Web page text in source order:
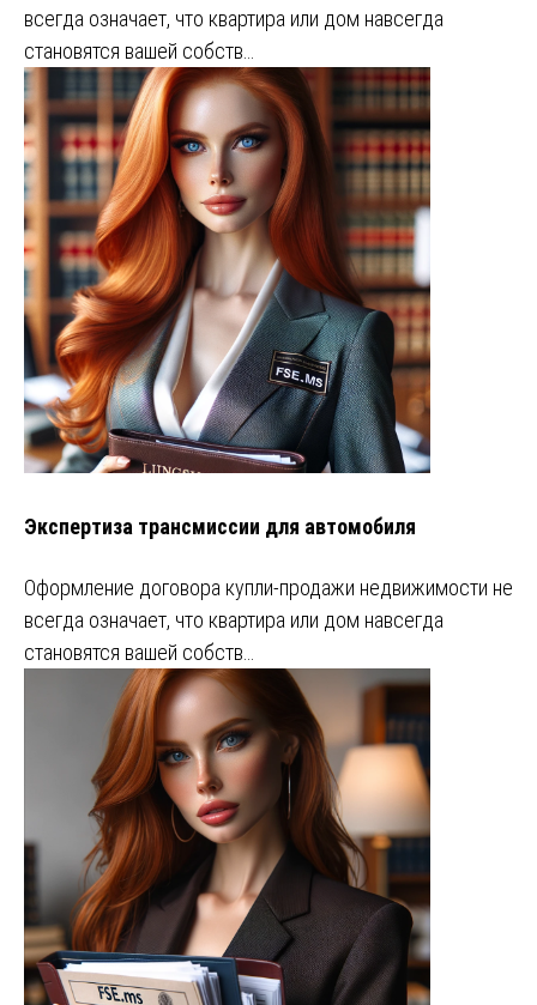
всегда означает, что квартира или дом навсегда
становятся вашей собств…
Экспертиза трансмиссии для автомобиля
Оформление договора купли-продажи недвижимости не
всегда означает, что квартира или дом навсегда
становятся вашей собств…